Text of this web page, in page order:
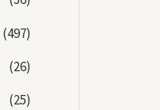
(497)
(26)
(25)